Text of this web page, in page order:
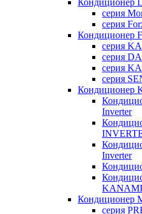
Кондиционер
серия
серия
Кондиционер
серия
серия
серия
серия
Кондиционер
Inverter
Inverter
KANAMI
Кондиционер
серия